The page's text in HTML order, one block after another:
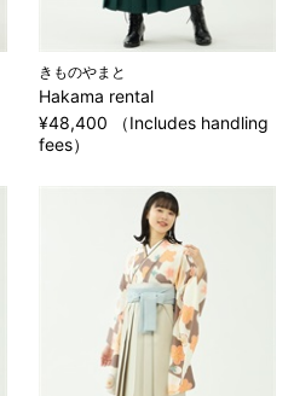
きものやまと
Hakama rental
¥48,400 （Includes handling
fees）